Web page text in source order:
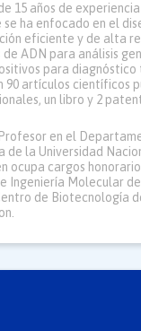
15 años de
ha enfocado en el
eficiente y de alta
ADN para análisis
para diagnóstico
90 artículos científicos
un libro y 2
en el
de la Universidad
ocupa cargos
Ingeniería Molecular
de Biotecnología